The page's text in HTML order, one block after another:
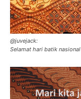
@juvejack:
Selamat hari batik nasional